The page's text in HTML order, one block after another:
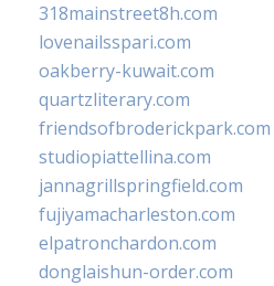
318mainstreet8h.com
lovenailsspari.com
oakberry-kuwait.com
quartzliterary.com
friendsofbroderickpark.com
studiopiattellina.com
jannagrillspringfield.com
fujiyamacharleston.com
elpatronchardon.com
donglaishun-order.com